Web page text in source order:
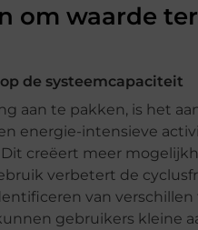
om waarde
de systeemcapaciteit
aan te pakken, is het
energie-intensieve
creëert meer
verbetert de
van
gebruikers kleine